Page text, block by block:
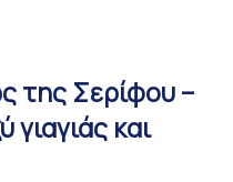
της Σερίφου –
και